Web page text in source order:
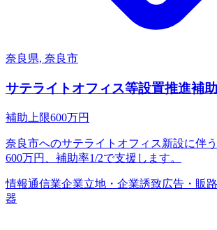
奈良県, 奈良市
サテライトオフィス等設置推進補
補助上限600万円
奈良市へのサテライトオフィス新設に伴
600万円、補助率1/2で支援します。
情報通信業企業立地・企業誘致広告・販
器